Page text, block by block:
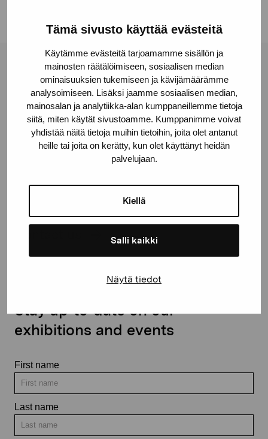
Tämä sivusto käyttää evästeitä
Käytämme evästeitä tarjoamamme sisällön ja
mainosten räätälöimiseen, sosiaalisen median
ominaisuuksien tukemiseen ja kävijämäärämme
analysoimiseen. Lisäksi jaamme sosiaalisen median,
mainosalan ja analytiikka-alan kumppaneillemme tietoja
siitä, miten käytät sivustoamme. Kumppanimme voivat
yhdistää näitä tietoja muihin tietoihin, joita olet antanut
heille tai joita on kerätty, kun olet käyttänyt heidän
palvelujaan.
Kiellä
Salli kaikki
Näytä tiedot
Pro Artibus Foundation
Gustav Wasas gata 11
10600 Ekenäs
proartibus@proartibus.fi
Stay up-to-date on our
exhibitions and events
First name
Last name